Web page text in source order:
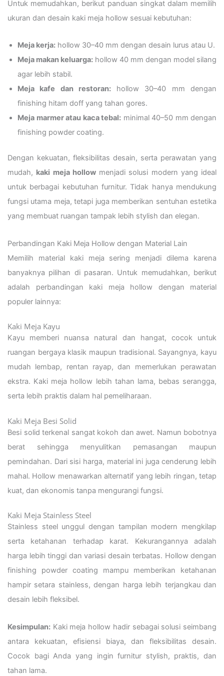
Untuk memudahkan, berikut panduan singkat dalam memilih
ukuran dan desain kaki meja hollow sesuai kebutuhan:
Meja kerja: hollow 30–40 mm dengan desain lurus atau U.
Meja makan keluarga: hollow 40 mm dengan model silang
agar lebih stabil.
Meja kafe dan restoran:hollow 30–40 mm dengan
finishing hitam doff yang tahan gores.
Meja marmer atau kaca tebal: minimal 40–50 mm dengan
finishing powder coating.
Dengan kekuatan, fleksibilitas desain, serta perawatan yang
mudah, kaki meja hollowmenjadi solusi modern yang ideal
untuk berbagai kebutuhan furnitur. Tidak hanya mendukung
fungsi utama meja, tetapi juga memberikan sentuhan estetika
yang membuat ruangan tampak lebih stylish dan elegan.
Perbandingan Kaki Meja Hollow dengan Material Lain
Memilih material kaki meja sering menjadi dilema karena
banyaknya pilihan di pasaran. Untuk memudahkan, berikut
adalah perbandingan kaki meja hollow dengan material
populer lainnya:
Kaki Meja Kayu
Kayu memberi nuansa natural dan hangat, cocok untuk
ruangan bergaya klasik maupun tradisional. Sayangnya, kayu
mudah lembap, rentan rayap, dan memerlukan perawatan
ekstra. Kaki meja hollow lebih tahan lama, bebas serangga,
serta lebih praktis dalam hal pemeliharaan.
Kaki Meja Besi Solid
Besi solid terkenal sangat kokoh dan awet. Namun bobotnya
berat sehingga menyulitkan pemasangan maupun
pemindahan. Dari sisi harga, material ini juga cenderung lebih
mahal. Hollow menawarkan alternatif yang lebih ringan, tetap
kuat, dan ekonomis tanpa mengurangi fungsi.
Kaki Meja Stainless Steel
Stainless steel unggul dengan tampilan modern mengkilap
serta ketahanan terhadap karat. Kekurangannya adalah
harga lebih tinggi dan variasi desain terbatas. Hollow dengan
finishing powder coating mampu memberikan ketahanan
hampir setara stainless, dengan harga lebih terjangkau dan
desain lebih fleksibel.
Kesimpulan: Kaki meja hollow hadir sebagai solusi seimbang
antara kekuatan, efisiensi biaya, dan fleksibilitas desain.
Cocok bagi Anda yang ingin furnitur stylish, praktis, dan
tahan lama.